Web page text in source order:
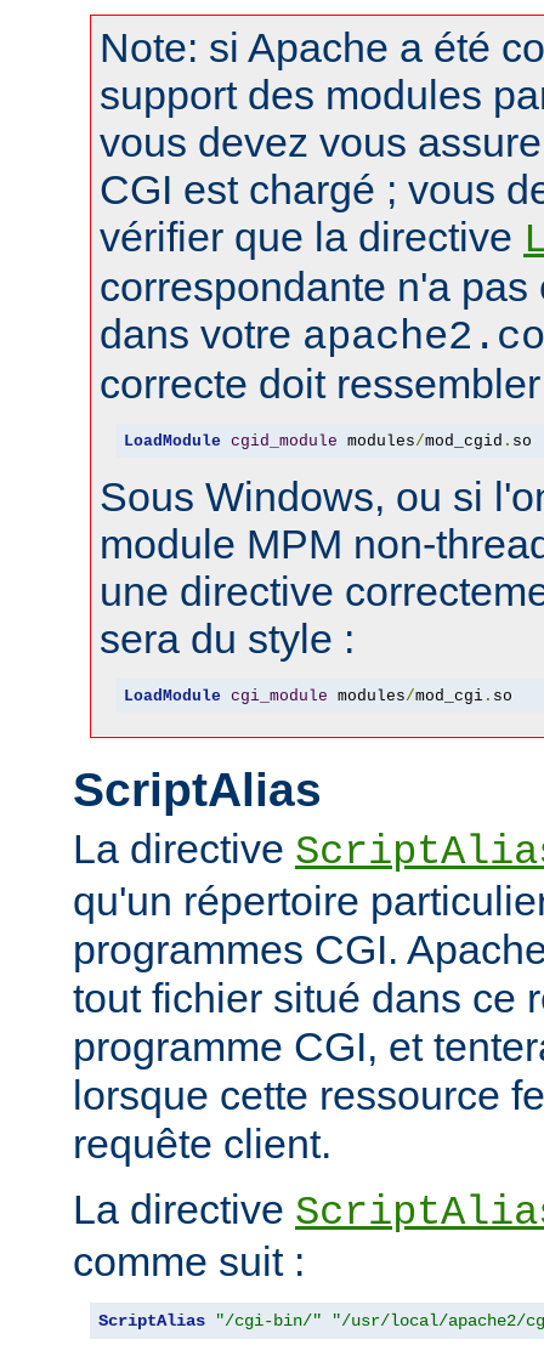
Note: si Apache a été
support des modules
vous devez vous
CGI est chargé ; vous
vérifier que la directive
correspondante n'a pas
dans votre
correcte doit
LoadModule cgid_module modules/mod_cgid . so
Sous Windows, ou si
module MPM non-
une directive
sera du style :
LoadModule cgi_module modules/mod_cgi. so
ScriptAlias
La directive
qu'un répertoire
programmes CGI.
tout fichier situé dans ce
programme CGI, et
lorsque cette ressource
requête client.
La directive
comme suit :
ScriptAlias "/cgi-bin/" "/usr/local/apache2/